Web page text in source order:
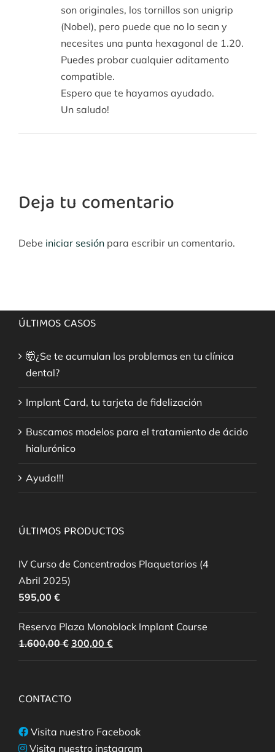
son originales, los tornillos son unigrip
(Nobel), pero puede que no lo sean y
necesites una punta hexagonal de 1.20.
Puedes probar cualquier aditamento
compatible.
Espero que te hayamos ayudado.
Un saludo!
Deja tu comentario
Debe iniciar sesión para escribir un comentario.
ÚLTIMOS CASOS
🤯¿Se te acumulan los problemas en tu clínica
dental?
Implant Card, tu tarjeta de fidelización
Buscamos modelos para el tratamiento de ácido
hialurónico
Ayuda!!!
ÚLTIMOS PRODUCTOS
IV Curso de Concentrados Plaquetarios (4
Abril 2025)
595,00 €
Reserva Plaza Monoblock Implant Course
1.600,00€ El
precio
300,00 €
precio
CONTACTO
Visita nuestro Facebook
Visita nuestro instagram